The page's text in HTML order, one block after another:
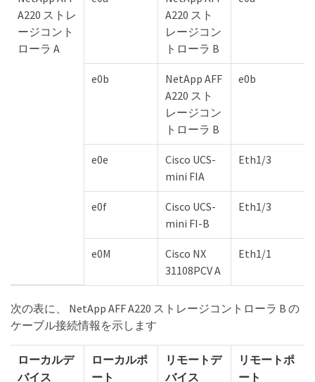
A220 ストレ
ージコント
ローラ A
A220 スト
レージコン
トローラ B
e0b
NetApp AFF
A220 スト
レージコン
トローラ B
e0b
e0e
Cisco UCS-
mini FIA
Eth1/3
e0f
Cisco UCS-
mini FI-B
Eth1/3
e0M
Cisco NX
31108PCV A
Eth1/1
次の表に、 NetApp AFF A220 ストレージコントローラ B の
ケーブル接続情報を示します
ローカルデ
バイス
ローカルポ
ート
リモートデ
バイス
リモートポ
ート